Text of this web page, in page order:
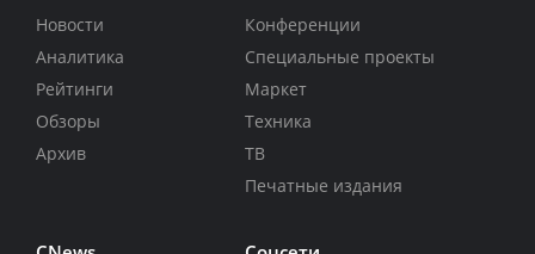
Новости
Аналитика
Рейтинги
Обзоры
Архив
Конференции
Специальные проекты
Маркет
Техника
ТВ
Печатные издания